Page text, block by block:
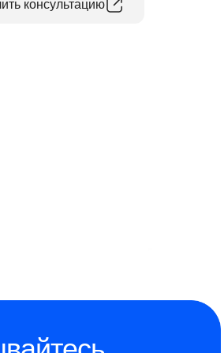
консультацию